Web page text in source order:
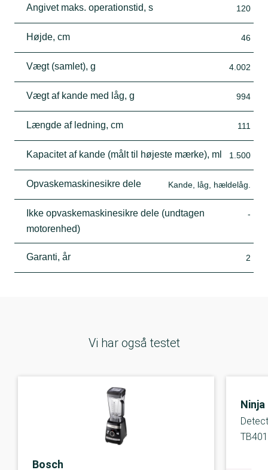
Angivet maks. operationstid, s 120
Højde, cm 46
Vægt (samlet), g 4.002
Vægt af kande med låg, g 994
Længde af ledning, cm 111
Kapacitet af kande (målt til højeste mærke), ml 1.500
Opvaskemaskinesikre dele Kande, låg, hældelåg.
Ikke opvaskemaskinesikre dele (undtagen
motorenhed)
-
Garanti, år 2
Vi har også testet
Bosch
Ninja